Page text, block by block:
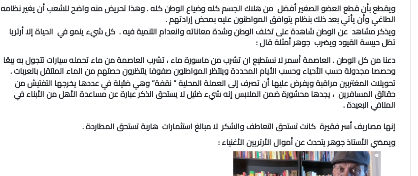
ويقطع بأن قطع العضو الصغير أفضل من هلاك الجسم كله وضياع الوطن كله . وهذا تحريض منه واضح للشعب أن يغير نظامه
الطاغي وأن يأتي بعد ذلك بنظام يتوافق المواطنون عليه بمحض إرادتهم .
ويذكر مشاهد عن الوطن شاهدة على تخلف الوطن وشدة معاناته وانعدام التنمية فيه . كل شيء ينمو في الحياة إلا أرتريا
تظل حبيسة القيود ويضرب جوهر أمثلة قال :
دعنا من كل الوطن . العاصمة أسمر لا نستطيع ان تشرب من ماسورة ماء ، تشرب العاصمة من ماء تحمله سيارات تتجول به بيعًا
وحصصا مجدولة حسب الأحياء وحسب الأيام المحددة وينتظر المواطنون صفوفا ينتظرون حصتهم من الماء المنتقل بالعربات .
تحويلات المغتربين مراقبة ويفرض عليها أن تصرف إلى العملة المحلية ” نقفة” وهي ضئيلة في عددها يخرجها التفتيش من
حقائق المسافرين ، يجدها محشورة ضمن الملابس إنه شيء ضئيل لا يستحق الذكر عبارة عن مساعدة الأهل من الأبناء في
المنافي البعيدة .
إنها مصاريف أسر فقيرة كانت تستحق التعاطف والشكر لا مبالغ استثمارات هاربة تستحق المطاردة .
ويمضي الأستاذ جوهر يتحدث عن أموال الأرتريين الأغنياء :